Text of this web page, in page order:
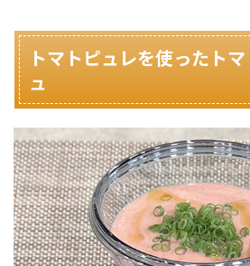
トマトピュレを使ったト
ュ